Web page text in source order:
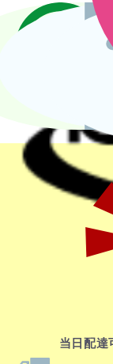
当日配達